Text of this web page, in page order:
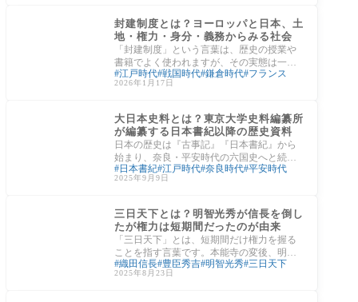
封建制度とは？ヨーロッパと日本、土
地・権力・身分・義務からみる社会
「封建制度」という言葉は、歴史の授業や
書籍でよく使われますが、その実態は一言
では説明できません。特にヨーロッパと日
本では
江戸時代 戦国時代 鎌倉時代 フランス
2026年1月17日
大日本史料とは？東京大学史料編纂所
が編纂する日本書紀以降の歴史資料
日本の歴史は『古事記』『日本書紀』から
始まり、奈良・平安時代の六国史へと続き
ます。しかし六国史は平安時代前期の『日
本三代
日本書紀 江戸時代 奈良時代 平安時代
2025年9月9日
三日天下とは？明智光秀が信長を倒し
たが権力は短期間だったのが由来
「三日天下」とは、短期間だけ権力を握る
ことを指す言葉です。本能寺の変後、明智
光秀が京都の主導権を握ったものの、山崎
合戦で
織田信長 豊臣秀吉 明智光秀 三日天下
2025年8月23日